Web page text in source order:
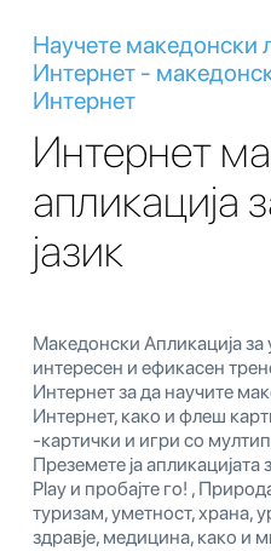
Научете македонски
Интернет -
Интернет
Интернет
апликација
јазик
Македонски Апликација за
интересен и ефикасен
Интернет за да научите
Интернет, како и флеш
-картички и игри со
Преземете ја
Play и пробајте го! ,
туризам, уметност, храна,
здравје, медицина, како и